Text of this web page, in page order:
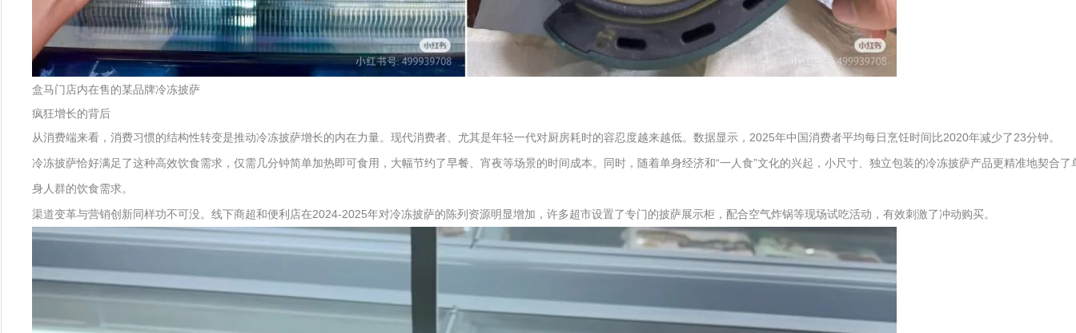
盒马门店内在售的某品牌冷冻披萨
疯狂增长的背后
从消费端来看，消费习惯的结构性转变是推动冷冻披萨增长的内在力量。现代消费者、尤其是年轻一代对厨房耗时的容忍度越来越低。数据显示，2025年中国消费者平均每日烹饪时间比2020年减少了23分钟。
冷冻披萨恰好满足了这种高效饮食需求，仅需几分钟简单加热即可食用，大幅节约了早餐、宵夜等场景的时间成本。同时，随着单身经济和“一人食”文化的兴起，小尺寸、独立包装的冷冻披萨产品更精准地契合了
身人群的饮食需求。
渠道变革与营销创新同样功不可没。线下商超和便利店在2024-2025年对冷冻披萨的陈列资源明显增加，许多超市设置了专门的披萨展示柜，配合空气炸锅等现场试吃活动，有效刺激了冲动购买。